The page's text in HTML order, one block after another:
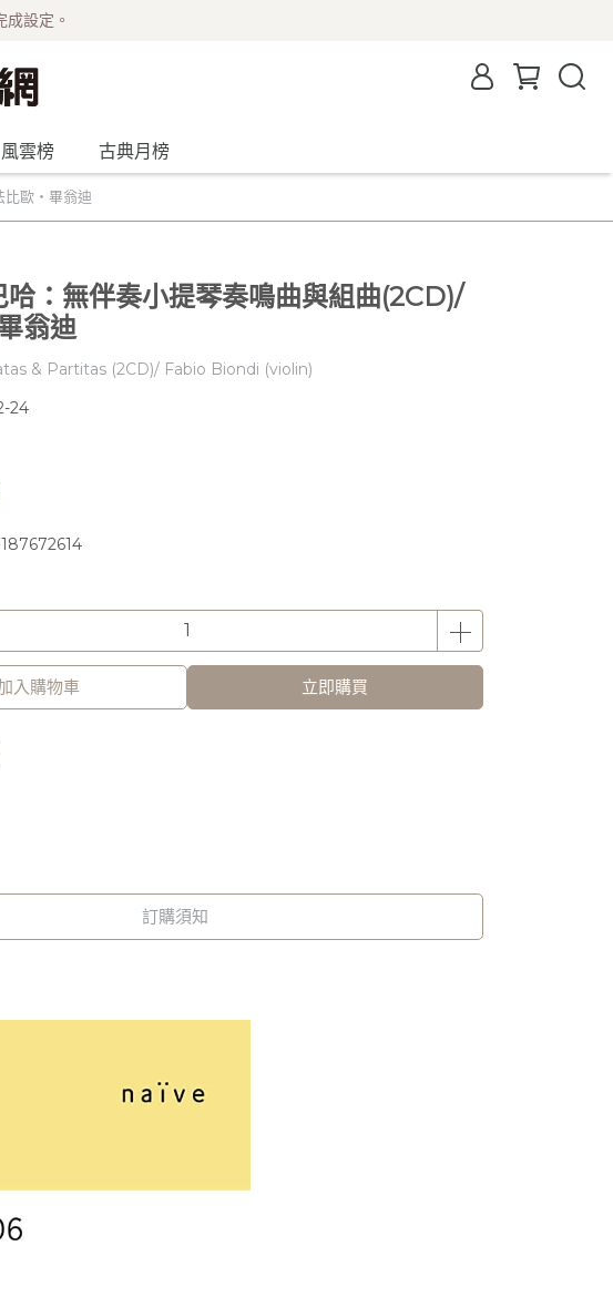
設定。
風雲榜 古典月榜
比歐‧畢翁迪
：無伴奏小提琴奏鳴曲與組曲(2CD)/
翁迪
& Partitas (2CD)/ Fabio Biondi (violin)
24
入購物車 立即購買
訂購須知